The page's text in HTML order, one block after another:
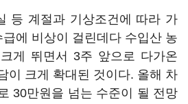
등 계절과 기상조건에 따라 가
에 비상이 걸린데다 수입산 농
게 뛰면서 3주 앞으로 다가온
이 크게 확대된 것이다. 올해 차
30만원을 넘는 수준이 될 전망